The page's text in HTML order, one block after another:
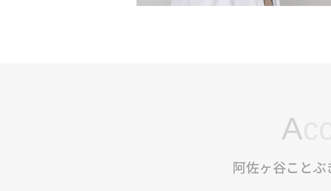
A
阿佐ヶ谷ことぶ